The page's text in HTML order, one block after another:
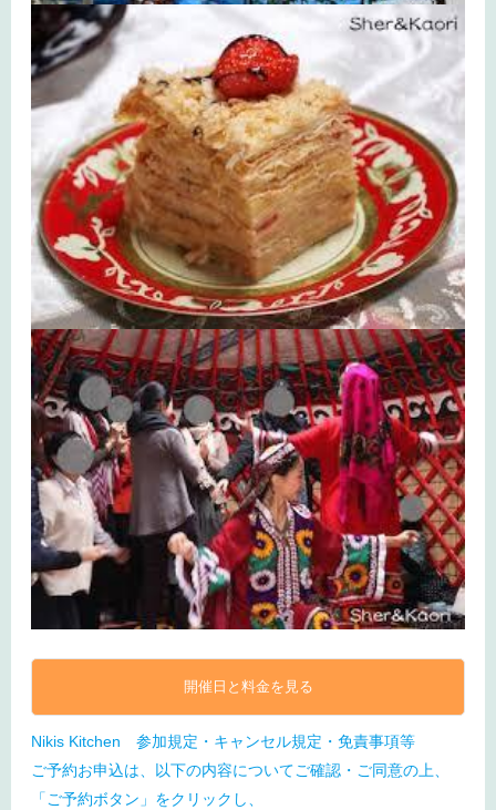
開催日と料金を見る
Nikis Kitchen 参加規定・キャンセル規定・免責事項等
ご予約お申込は、以下の内容についてご確認・ご同意の上、
「ご予約ボタン」をクリックし、